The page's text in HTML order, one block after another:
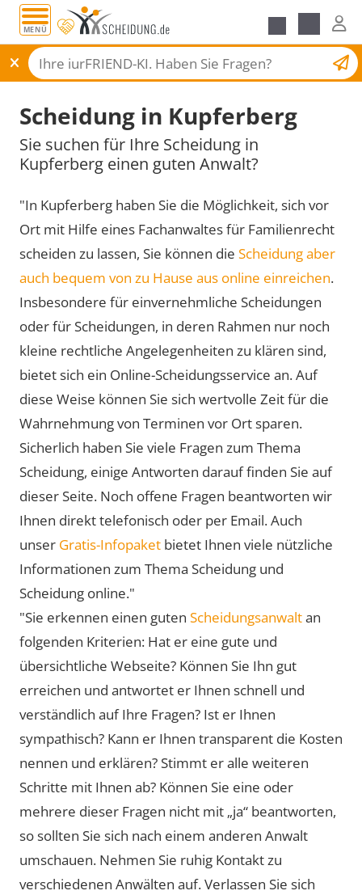
MENÜ
Scheidungsantrag
Scheidung in Kupferberg
Sie suchen für Ihre Scheidung in
Kupferberg einen guten Anwalt?
"In Kupferberg haben Sie die Möglichkeit, sich vor
Ort mit Hilfe eines Fachanwaltes für Familienrecht
scheiden zu lassen, Sie können die Scheidung aber
auch bequem von zu Hause aus online einreichen.
Insbesondere für einvernehmliche Scheidungen
oder für Scheidungen, in deren Rahmen nur noch
kleine rechtliche Angelegenheiten zu klären sind,
bietet sich ein Online-Scheidungsservice an. Auf
diese Weise können Sie sich wertvolle Zeit für die
Wahrnehmung von Terminen vor Ort sparen.
Sicherlich haben Sie viele Fragen zum Thema
Scheidung, einige Antworten darauf finden Sie auf
dieser Seite. Noch offene Fragen beantworten wir
Ihnen direkt telefonisch oder per Email. Auch
unser Gratis-Infopaket bietet Ihnen viele nützliche
Informationen zum Thema Scheidung und
Scheidung online."
"Sie erkennen einen guten Scheidungsanwaltan
folgenden Kriterien: Hat er eine gute und
übersichtliche Webseite? Können Sie Ihn gut
erreichen und antwortet er Ihnen schnell und
verständlich auf Ihre Fragen? Ist er Ihnen
sympathisch? Kann er Ihnen transparent die Kosten
nennen und erklären? Stimmt er alle weiteren
Schritte mit Ihnen ab? Können Sie eine oder
mehrere dieser Fragen nicht mit „ja“ beantworten,
so sollten Sie sich nach einem anderen Anwalt
umschauen. Nehmen Sie ruhig Kontakt zu
verschiedenen Anwälten auf. Verlassen Sie sich